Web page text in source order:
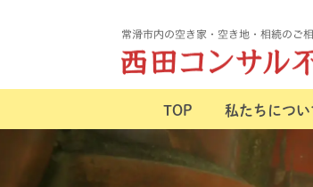
TOP 私たちについ